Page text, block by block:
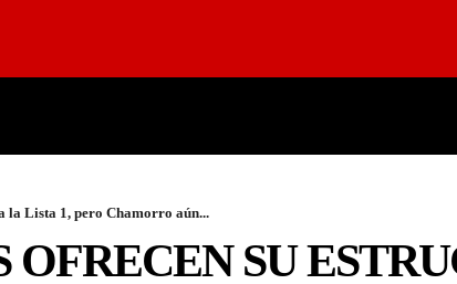
la Lista 1, pero Chamorro aún...
SU